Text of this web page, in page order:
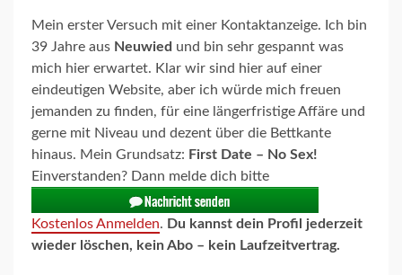
Mein erster Versuch mit einer Kontaktanzeige. Ich bin
39 Jahre aus Neuwied und bin sehr gespannt was
mich hier erwartet. Klar wir sind hier auf einer
eindeutigen Website, aber ich würde mich freuen
jemanden zu finden, für eine längerfristige Affäre und
gerne mit Niveau und dezent über die Bettkante
hinaus. Mein Grundsatz: First Date – No Sex!
Einverstanden? Dann melde dich bitte
Kostenlos Anmelden. Du kannst dein Profil jederzeit
wieder löschen, kein Abo – kein Laufzeitvertrag.